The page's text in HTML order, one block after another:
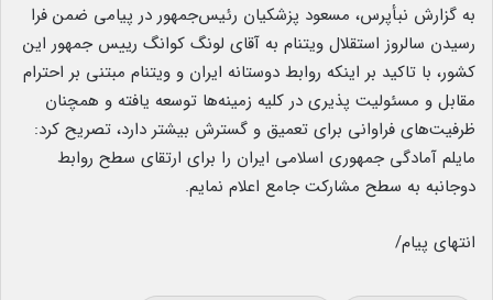
به گزارش نبأپرس، مسعود پزشکیان رئیس‌جمهور در پیامی ضمن فرا
رسیدن سالروز استقلال ویتنام به آقای لونگ کوانگ رییس جمهور این
کشور، با تاکید بر اینکه روابط دوستانه ایران و ویتنام مبتنی بر احترام
مقابل و مسئولیت پذیری در کلیه زمینه‌ها توسعه یافته و همچنان
ظرفیت‌های فراوانی برای تعمیق و گسترش بیشتر دارد، تصریح کرد:
مایلم آمادگی جمهوری اسلامی ایران را برای ارتقای سطح روابط
دوجانبه به سطح مشارکت جامع اعلام نمایم.
انتهای پیام/